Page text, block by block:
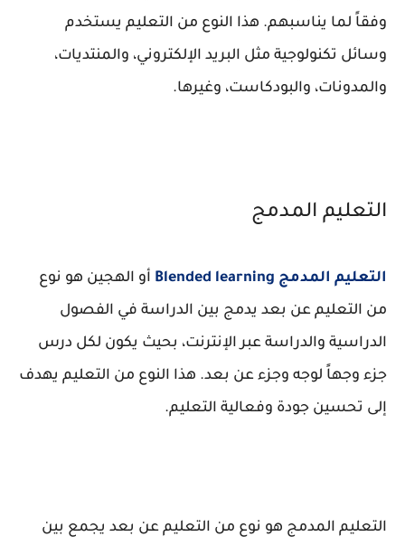
وفقاً لما يناسبهم. هذا النوع من التعليم يستخدم
وسائل تكنولوجية مثل البريد الإلكتروني، والمنتديات،
والمدونات، والبودكاست، وغيرها.
التعليم المدمج
التعليم المدمج Blended learning
أو الهجين هو نوع
من التعليم عن بعد يدمج بين الدراسة في الفصول
الدراسية والدراسة عبر الإنترنت، بحيث يكون لكل درس
جزء وجهاً لوجه وجزء عن بعد. هذا النوع من التعليم يهدف
إلى تحسين جودة وفعالية التعليم.
التعليم المدمج هو نوع من التعليم عن بعد يجمع بين